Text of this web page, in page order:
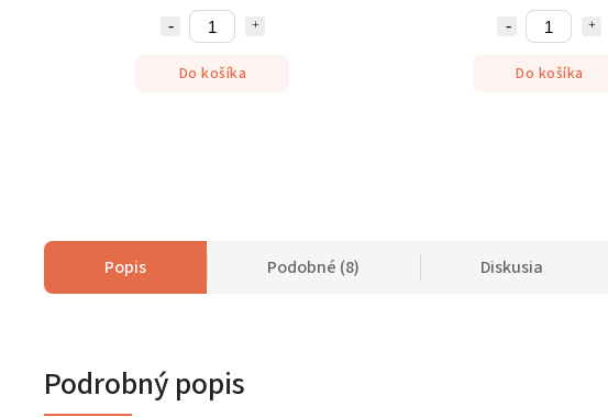
Do košíka Do košíka
Popis Podobné (8) Diskusia
Podrobný popis